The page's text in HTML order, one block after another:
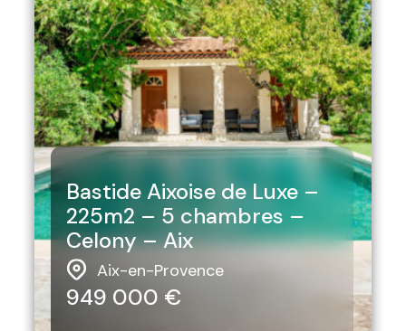
Bastide Aixoise de Luxe –
225m2 – 5 chambres –
Celony – Aix
Aix-en-Provence
949 000 €